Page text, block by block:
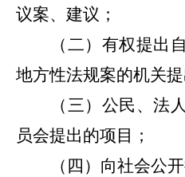
议案、建议；
（二）有权提出
地方性法规案的机关提
（三）公民、法
员会提出的项目；
（四）向社会公